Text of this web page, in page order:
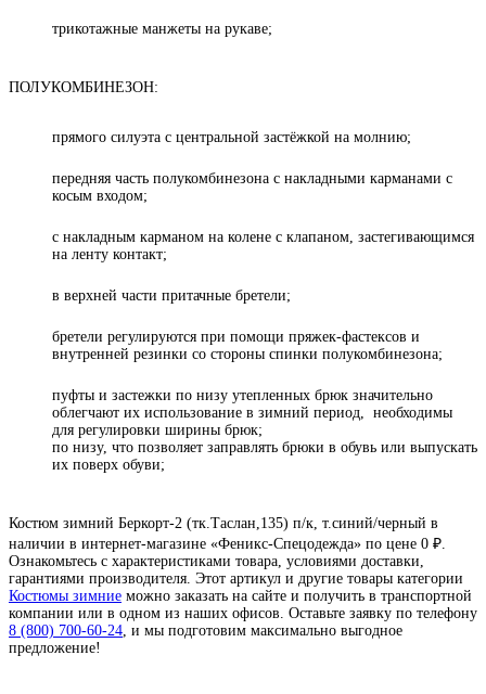
трикотажные манжеты на рукаве;
ПОЛУКОМБИНЕЗОН:
прямого силуэта с центральной застёжкой на молнию;
передняя часть полукомбинезона с накладными карманами с
косым входом;
с накладным карманом на колене с клапаном, застегивающимся
на ленту контакт;
в верхней части притачные бретели;
бретели регулируются при помощи пряжек-фастексов и
внутренней резинки со стороны спинки полукомбинезона;
пуфты и застежки по низу утепленных брюк значительно
облегчают их использование в зимний период, необходимы
для регулировки ширины брюк;
по низу, что позволяет заправлять брюки в обувь или выпускать
их поверх обуви;
Костюм зимний Беркорт-2 (тк.Таслан,135) п/к, т.синий/черный в
наличии в интернет-магазине «Феникс-Спецодежда» по цене 0 ₽.
Ознакомьтесь с характеристиками товара, условиями доставки,
гарантиями производителя. Этот артикул и другие товары категории
Костюмы зимние можно заказать на сайте и получить в транспортной
компании или в одном из наших офисов. Оставьте заявку по телефону
8 (800) 700-60-24, и мы подготовим максимально выгодное
предложение!